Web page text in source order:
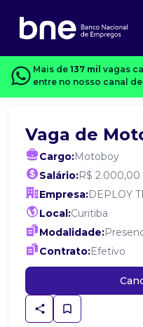
Mais de 137 mil vagas
entre no nosso canal
Vaga de
Cargo:Motoboy
Salário:R$ 2.000,00
Empresa:DEPLOY
Local:Curitiba
Modalidade:
Contrato:Efetivo